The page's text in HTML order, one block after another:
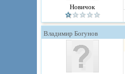
Новичок
Владимир Богунов